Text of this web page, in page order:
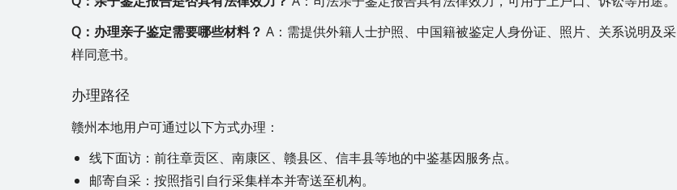
Q：办理亲子鉴定需要哪些材料？ A：需提供外籍人士护照、中国籍被鉴定人身份证、照片、关系说明及采
样同意书。
办理路径
赣州本地用户可通过以下方式办理：
线下面访：前往章贡区、南康区、赣县区、信丰县等地的中鉴基因服务点。
邮寄自采：按照指引自行采集样本并寄送至机构。